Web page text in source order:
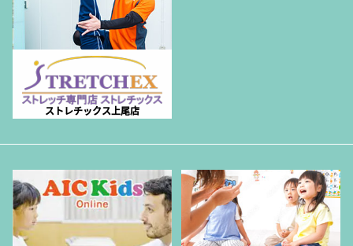
ストレチックス上尾店